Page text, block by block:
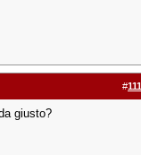
#
giusto?